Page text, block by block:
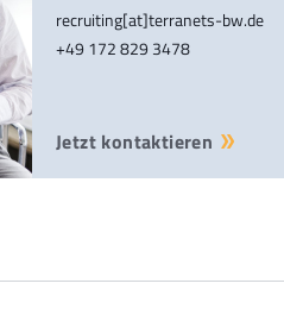
recruiting[at]terranets-bw.de
+49 172 829 3478
Jetzt kontaktieren